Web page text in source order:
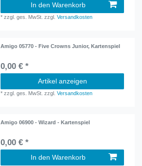
In den Warenkorb
*zzgl. ges. MwSt. zzgl.Versandkosten
Amigo 05770 - Five Crowns Junior, Kartenspiel
0,00 € *
Artikel anzeigen
*zzgl. ges. MwSt. zzgl.Versandkosten
Amigo 06900 - Wizard - Kartenspiel
0,00 € *
In den Warenkorb